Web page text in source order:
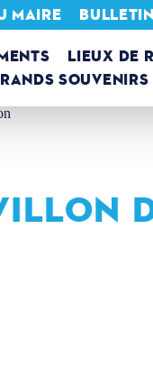
LIEUX DE
SOUVENIRS
MAIRE